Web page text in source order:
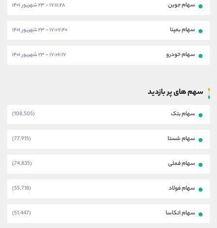
سهام جوین ۱۷:۱۱:۲۸ - ۲۳ شهریور ۱۴۰۱
سهام بمپنا ۱۷:۰۷:۴۰ - ۲۳ شهریور ۱۴۰۱
سهام خودرو ۱۷:۰۶:۱۷ - ۲۳ شهریور ۱۴۰۱
سهم های پر بازدید
سهام بتک (108,505)
سهام شستا (77,915)
سهام فملی (74,835)
سهام فولاد (55,718)
سهام اتکاسا (51,447)